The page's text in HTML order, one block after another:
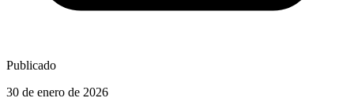
Publicado
30 de enero de 2026